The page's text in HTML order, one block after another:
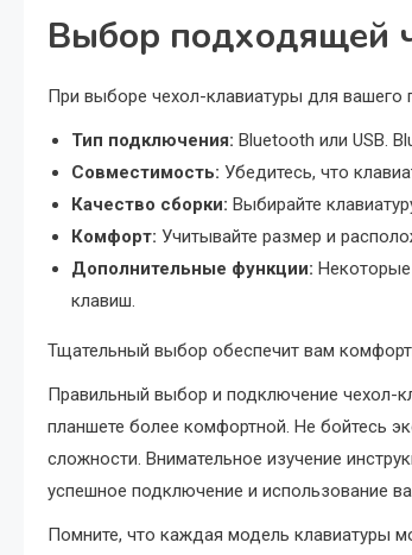
Выбор подходящей
При выборе чехол-клавиатуры для
Тип подключения: Bluetooth или USB.
Совместимость: Убедитесь, что
Качество сборки: Выбирайте
Комфорт: Учитывайте размер и
Дополнительные функции: Некоторые
клавиш.
Тщательный выбор обеспечит вам
Правильный выбор и подключение чехол-
планшете более комфортной. Не бойтесь
сложности. Внимательное изучение
успешное подключение и использование
Помните, что каждая модель клавиатуры